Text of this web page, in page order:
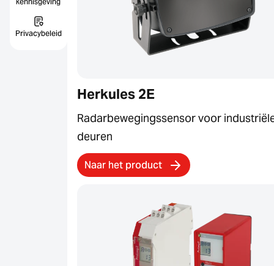
Privacybeleid
Herkules 2E
Radarbewegingssensor voor
deuren
Naar het product